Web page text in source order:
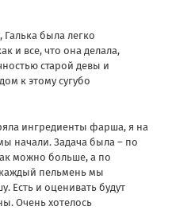
Галька была легко
и все, что она делала,
старой девы и
к этому сугубо
ингредиенты фарша, я на
начали. Задача была – по
можно больше, а по
пельмень мы
Есть и оценивать будут
Очень хотелось